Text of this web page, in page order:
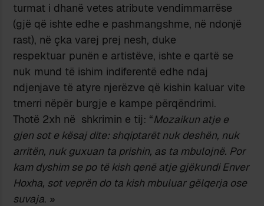
turmat i dhanë vetes atribute vendimmarrëse
(gjë që ishte edhe e pashmangshme, në ndonjë
rast), në çka varej prej nesh, duke
respektuar punën e artistëve, ishte e qartë se
nuk mund të ishim indiferentë edhe ndaj
ndjenjave të atyre njerëzve që kishin kaluar vite
tmerri nëpër burgje e kampe përqëndrimi.
Thotë 2xh në shkrimin e tij: “Mozaikun atje e
gjen sot e kësaj dite: shqiptarët nuk deshën, nuk
arritën, nuk guxuan ta prishin, as ta mbulojnë. Por
kam dyshim se po të kish qenë atje gjëkundi Enver
Hoxha, sot veprën do ta kish mbuluar gëlqerja ose
suvaja. »